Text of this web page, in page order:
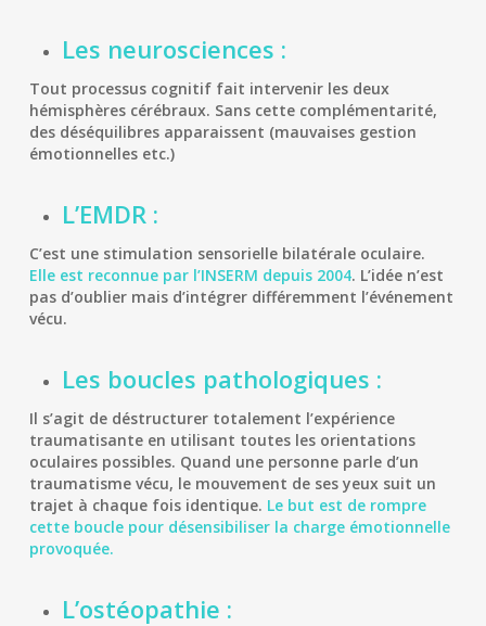
Les neurosciences :
Tout processus cognitif fait intervenir les deux
hémisphères cérébraux. Sans cette complémentarité,
des déséquilibres apparaissent (mauvaises gestion
émotionnelles etc.)
L’EMDR :
C’est une stimulation sensorielle bilatérale oculaire.
Elle est reconnue par l’INSERM depuis 2004. L’idée n’est
pas d’oublier mais d’intégrer différemment l’événement
vécu.
Les boucles pathologiques :
Il s’agit de déstructurer totalement l’expérience
traumatisante en utilisant toutes les orientations
oculaires possibles. Quand une personne parle d’un
traumatisme vécu, le mouvement de ses yeux suit un
trajet à chaque fois identique. Le but est de rompre
cette boucle pour désensibiliser la charge émotionnelle
provoquée.
L’ostéopathie :